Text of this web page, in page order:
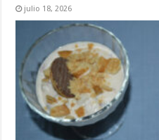
julio 18, 2026